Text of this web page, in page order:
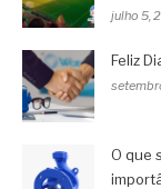
julho 5,
Feliz
O que